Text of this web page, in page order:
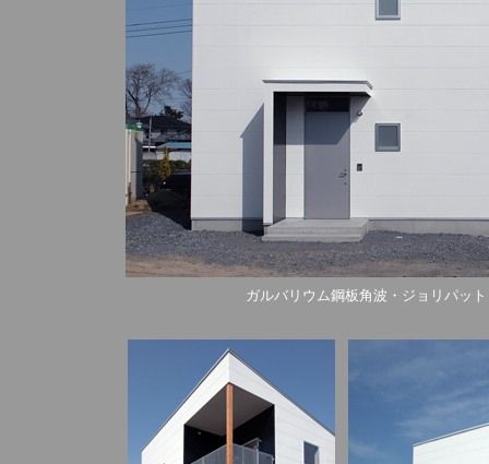
ガルバリウム鋼板角波・ジョリパッ